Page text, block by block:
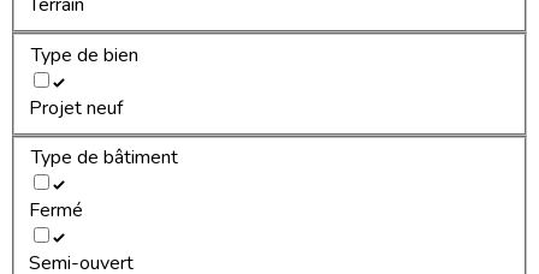
Type de bien
Projet neuf
Type de bâtiment
Fermé
Semi-ouvert